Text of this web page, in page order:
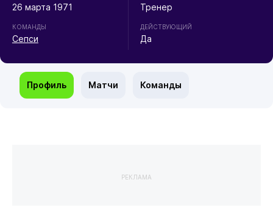
26 марта 1971
КОМАНДЫ
Сепси
Тренер
ДЕЙСТВУЮЩИЙ
Да
Профиль Матчи Команды
РЕКЛАМА